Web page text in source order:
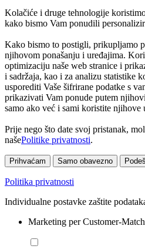
Kolačiće i druge tehnologije
kako bismo Vam ponudili
Kako bismo to postigli, prikupljamo
njihovom ponašanju i uređajima.
optimizaciju naše web stranice i
i sadržaja, kao i za analizu statistike
usporediti Vaše šifrirane podatke s
prikazivati Vam ponude putem
samo ako već i sami koristite njihove
Prije nego što date svoj pristanak,
našePolitike privatnosti.
Prihvaćam Samo obavezno
Politika privatnosti
Individualne postavke zaštite
Marketing per Customer-Match